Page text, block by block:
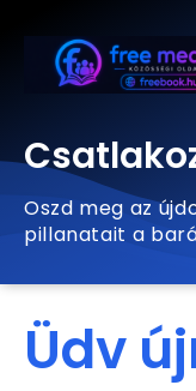
Oszd meg az
pillanatait a
Üdv